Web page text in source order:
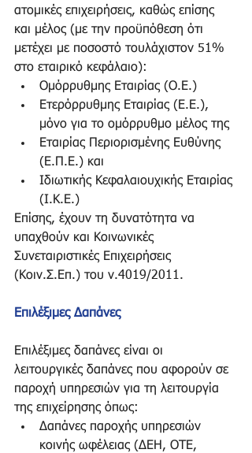
ατομικές επιχειρήσεις, καθώς επίσης
και μέλος (με την προϋπόθεση ότι
μετέχει με ποσοστό τουλάχιστον 51%
στο εταιρικό κεφάλαιο):
Ομόρρυθμης Εταιρίας (Ο.Ε.)
Ετερόρρυθμης Εταιρίας (Ε.Ε.),
μόνο για το ομόρρυθμο μέλος της
Εταιρίας Περιορισμένης Ευθύνης
(Ε.Π.Ε.) και
Ιδιωτικής Κεφαλαιουχικής Εταιρίας
(Ι.Κ.Ε.)
Επίσης, έχουν τη δυνατότητα να
υπαχθούν και Κοινωνικές
Συνεταιριστικές Επιχειρήσεις
(Κοιν.Σ.Επ.) του ν.4019/2011.
Επιλέξιμες Δαπάνες
Επιλέξιμες δαπάνες είναι οι
λειτουργικές δαπάνες που αφορούν σε
παροχή υπηρεσιών για τη λειτουργία
της επιχείρησης όπως:
Δαπάνες παροχής υπηρεσιών
κοινής ωφέλειας (ΔΕΗ, ΟΤΕ,